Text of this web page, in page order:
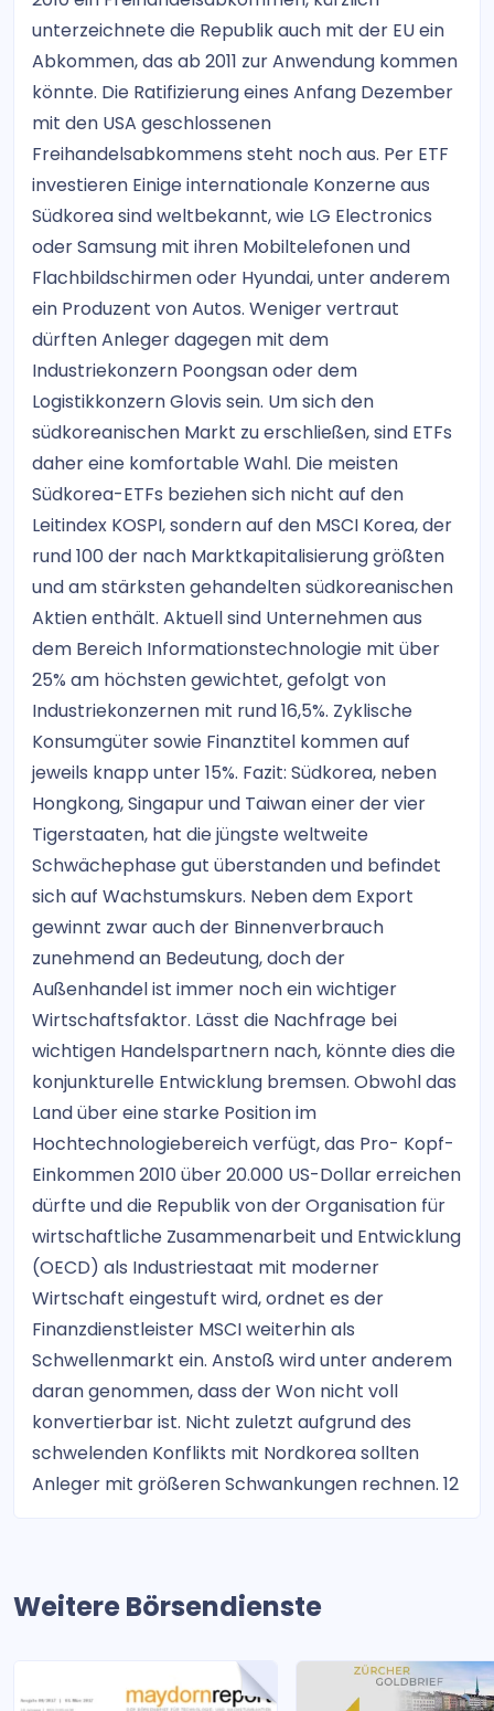
unterzeichnete die Republik auch mit der EU ein
Abkommen, das ab 2011 zur Anwendung kommen
könnte. Die Ratifizierung eines Anfang Dezember
mit den USA geschlossenen
Freihandelsabkommens steht noch aus. Per ETF
investieren Einige internationale Konzerne aus
Südkorea sind weltbekannt, wie LG Electronics
oder Samsung mit ihren Mobiltelefonen und
Flachbildschirmen oder Hyundai, unter anderem
ein Produzent von Autos. Weniger vertraut
dürften Anleger dagegen mit dem
Industriekonzern Poongsan oder dem
Logistikkonzern Glovis sein. Um sich den
südkoreanischen Markt zu erschließen, sind ETFs
daher eine komfortable Wahl. Die meisten
Südkorea-ETFs beziehen sich nicht auf den
Leitindex KOSPI, sondern auf den MSCI Korea, der
rund 100 der nach Marktkapitalisierung größten
und am stärksten gehandelten südkoreanischen
Aktien enthält. Aktuell sind Unternehmen aus
dem Bereich Informationstechnologie mit über
25% am höchsten gewichtet, gefolgt von
Industriekonzernen mit rund 16,5%. Zyklische
Konsumgüter sowie Finanztitel kommen auf
jeweils knapp unter 15%. Fazit: Südkorea, neben
Hongkong, Singapur und Taiwan einer der vier
Tigerstaaten, hat die jüngste weltweite
Schwächephase gut überstanden und befindet
sich auf Wachstumskurs. Neben dem Export
gewinnt zwar auch der Binnenverbrauch
zunehmend an Bedeutung, doch der
Außenhandel ist immer noch ein wichtiger
Wirtschaftsfaktor. Lässt die Nachfrage bei
wichtigen Handelspartnern nach, könnte dies die
konjunkturelle Entwicklung bremsen. Obwohl das
Land über eine starke Position im
Hochtechnologiebereich verfügt, das Pro- Kopf-
Einkommen 2010 über 20.000 US-Dollar erreichen
dürfte und die Republik von der Organisation für
wirtschaftliche Zusammenarbeit und Entwicklung
(OECD) als Industriestaat mit moderner
Wirtschaft eingestuft wird, ordnet es der
Finanzdienstleister MSCI weiterhin als
Schwellenmarkt ein. Anstoß wird unter anderem
daran genommen, dass der Won nicht voll
konvertierbar ist. Nicht zuletzt aufgrund des
schwelenden Konflikts mit Nordkorea sollten
Anleger mit größeren Schwankungen rechnen. 12
Weitere Börsendienste